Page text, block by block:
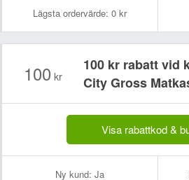
Lägsta ordervärde: 0 kr
100 kr
100 kr rabatt vid
City Gross
Visa rabattkod &
Ny kund: Ja